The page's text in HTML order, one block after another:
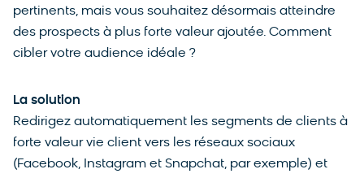
pertinents, mais vous souhaitez désormais atteindre
des prospects à plus forte valeur ajoutée. Comment
cibler votre audience idéale ?
La solution
Redirigez automatiquement les segments de clients à
forte valeur vie client vers les réseaux sociaux
(Facebook, Instagram et Snapchat, par exemple) et